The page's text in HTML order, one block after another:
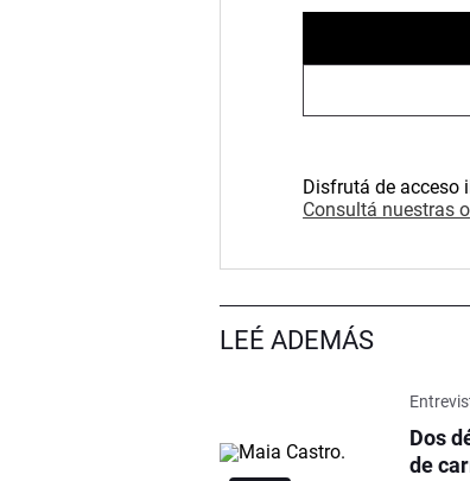
Disfrutá de acceso
Consultá nuestras
LEÉ ADEMÁS
Dos
de